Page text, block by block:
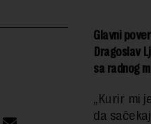
Glavni
Dragoslav
sa radnog
„Kurir mi
da